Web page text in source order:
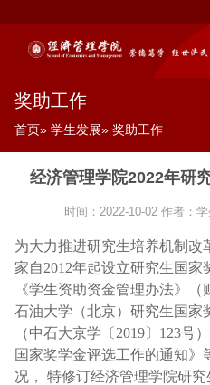
奖助工作
首页» 学生发展» 奖助工作
经济管理学院2022年研
时间：2022-10-02 作者：学
为大力推进研究生培养机制改
家自2012年起设立研究生国
《学生资助资金管理办法》（
石油大学（北京）研究生国家
（中石大京学〔2019〕123号
国家奖学金评选工作的通知》
况，
特修订经济管理学院研究